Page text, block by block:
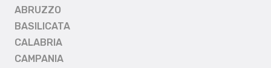
ABRUZZO
BASILICATA
CALABRIA
CAMPANIA